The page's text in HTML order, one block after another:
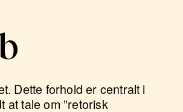
Dette forhold er centralt i
at tale om ”retorisk